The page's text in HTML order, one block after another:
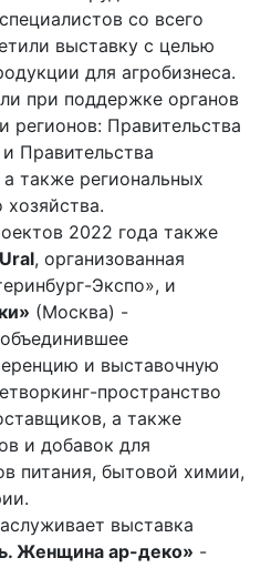
со всего
выставку с целью
для агробизнеса.
при поддержке органов
регионов: Правительства
Правительства
также региональных
хозяйства.
2022 года также
, организованная
Экспо», и
(Москва) -
и выставочную
пространство
а также
и добавок для
питания, бытовой химии,
выставка
Женщина ар-деко» -